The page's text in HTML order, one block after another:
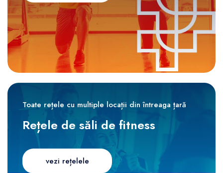
Toate rețele cu multiple locații din întreaga țară
Rețele de săli de fitness
vezi rețelele